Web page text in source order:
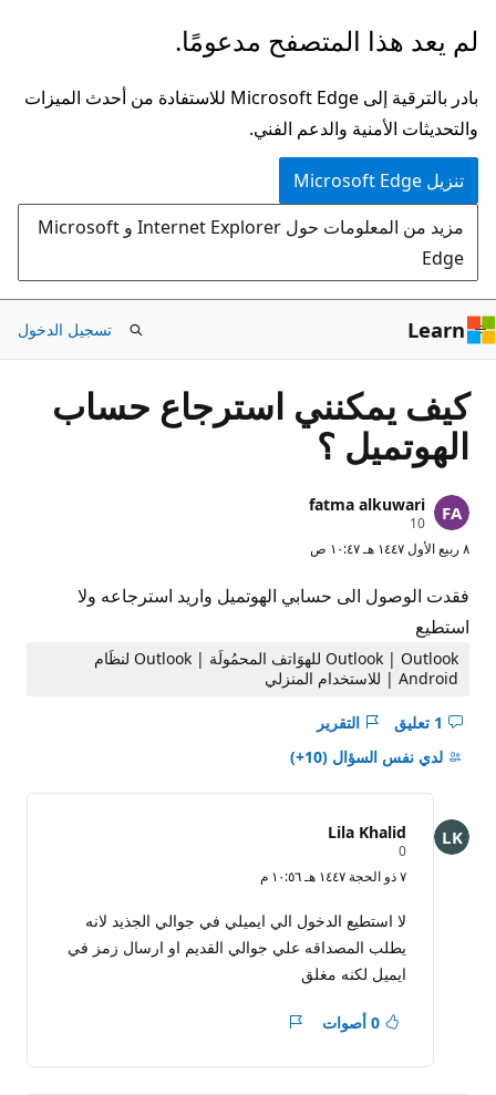
تخطي
إلى
المحتوى
الرئيسي
لم يعد هذا المتصفح مدعومًا.
بادر بالترقية إلى Microsoft Edge للاستفادة من أحدث الميزات
والتحديثات الأمنية والدعم الفني.
تنزيل Microsoft Edge
مزيد من المعلومات حول Internet Explorer و Microsoft
Edge
Learn تسجيل الدخول
كيف يمكنني استرجاع حساب
الهوتميل ؟
fatma alkuwari
10
ا
ل
ع
ة
٨ ربيع الأول ١٤٤٧ هـ ١٠:٤٧ ص
فقدت الوصول الى حسابي الهوتميل واريد استرجاعه ولا
استطيع
Outlook | Outlook للهوَاتف المحمُولَة | Outlook لنظَام
Android | للاستخدام المنزلي
1 تعليق إخفاء
التعليقات
التقرير
لدي نفس السؤال (10+)
Lila Khalid
0
ن
ا
ا
ل
سُ
ع
٧ ذو الحجة ١٤٤٧ هـ ١٠:٥٦ م
لا استطيع الدخول الي ايميلي في جوالي الجذيد لانه
يطلب المصداقه علي جوالي القديم او ارسال زمز في
ايميل لكنه مغلق
0 أصوات التقرير